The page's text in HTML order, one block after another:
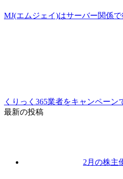
MJ(エムジェイ)はサーバー関係
くりっく365業者をキャンペーン
最新の投稿
2月の株主